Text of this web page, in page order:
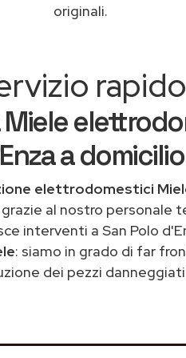
originali.
rapido
a domicilio
elettrodomestici
al nostro personale
interventi a San Polo
: siamo in grado di far
dei pezzi